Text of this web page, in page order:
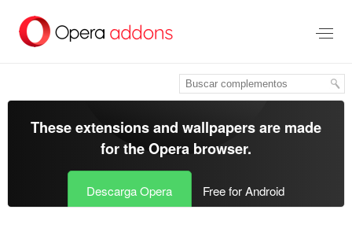
contenido
These extensions and wallpapers are made
for theOpera browser.
Descarga Opera Free for Android